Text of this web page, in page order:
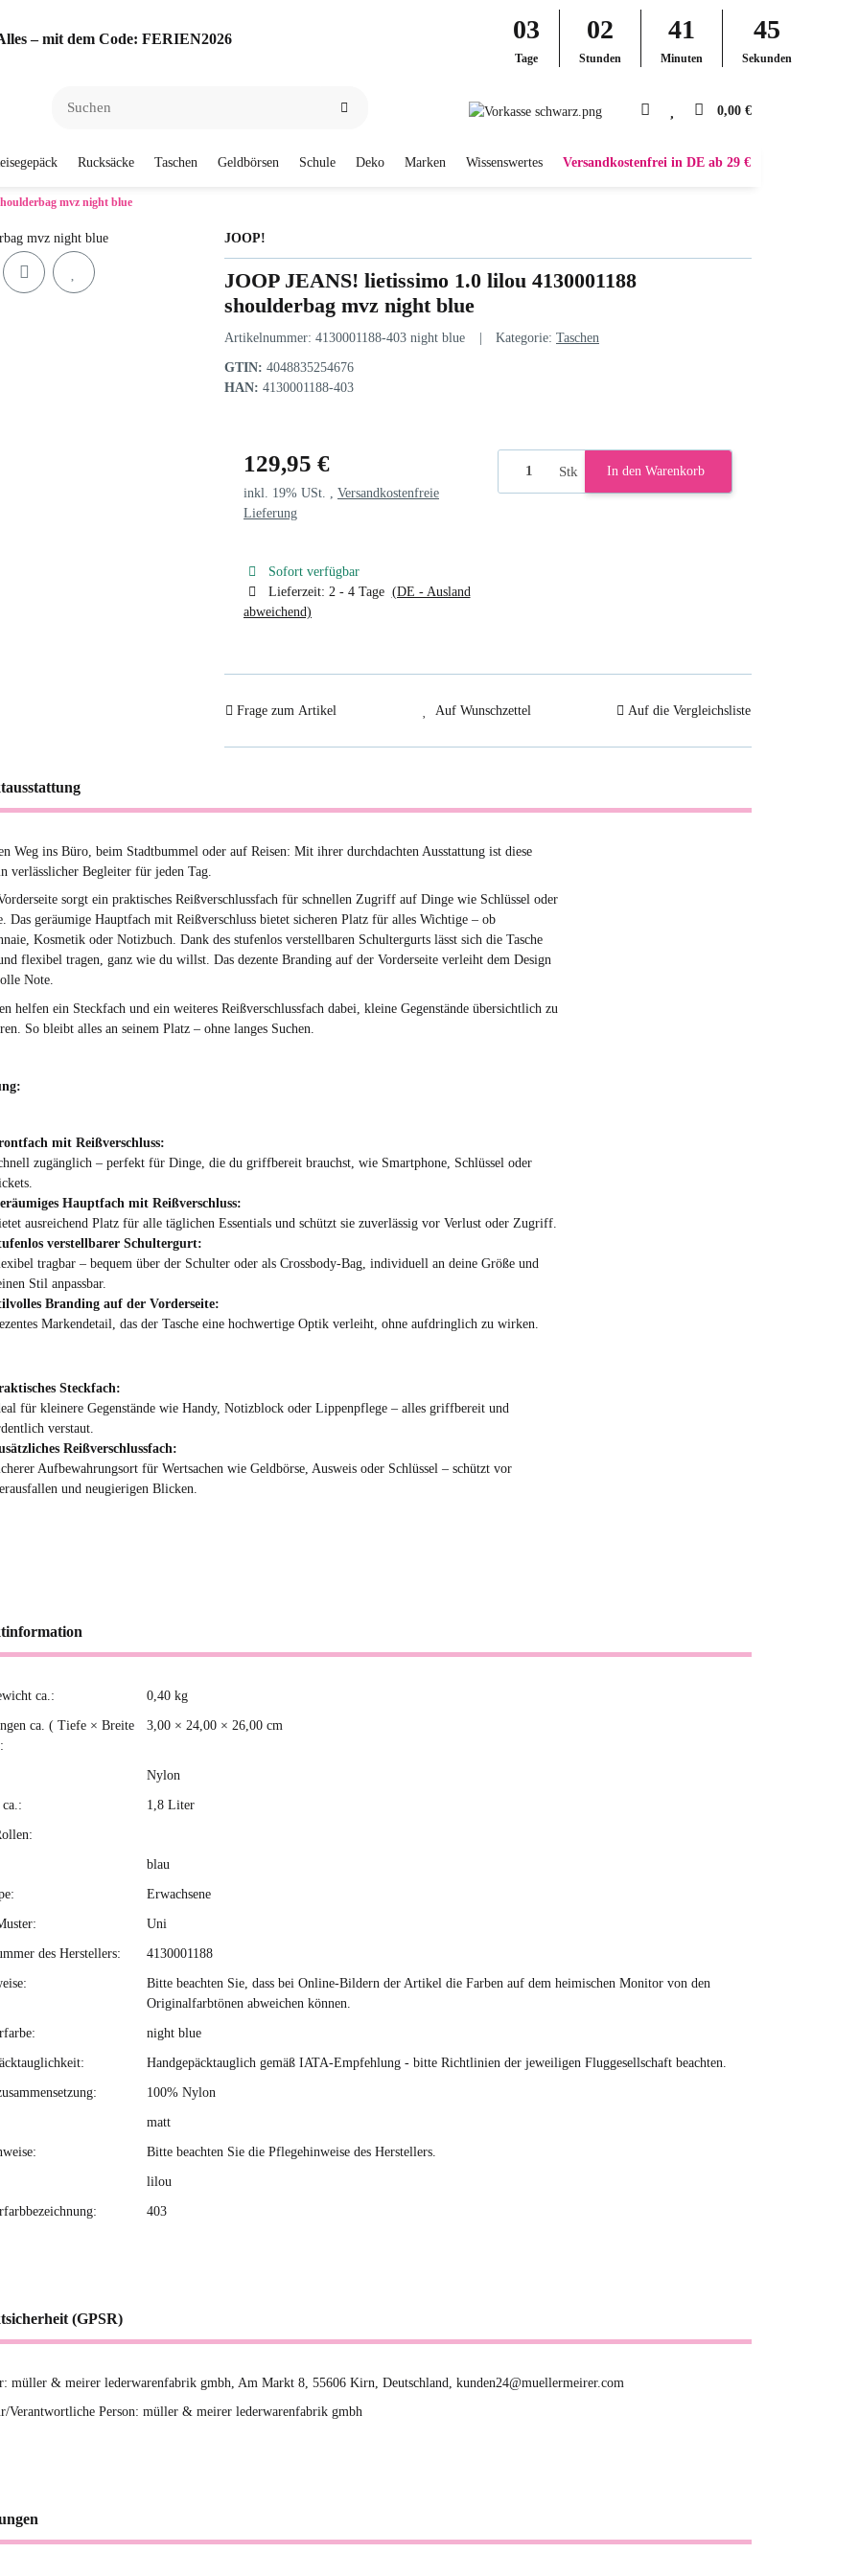
– mit dem Code: FERIEN2026 03
Tage
02
Stunden
41
Minuten
44
Sekunden
0,00 €
Rucksäcke Taschen Geldbörsen Schule Deko Marken Wissenswertes Versandkostenfrei in DE ab 29 €
mvz night blue
JOOP!
JOOP JEANS! lietissimo 1.0 lilou 4130001188
shoulderbag mvz night blue
Artikelnummer: 4130001188-403 night blue Kategorie: Taschen
GTIN: 4048835254676
HAN: 4130001188-403
129,95 €
inkl. 19% USt. , Versandkostenfreie
Lieferung
Sofort verfügbar
Lieferzeit: 2 - 4 Tage (DE - Ausland
abweichend)
Stk In den Warenkorb
Frage zum Artikel Auf Wunschzettel Auf die Vergleichsliste
Weg ins Büro, beim Stadtbummel oder auf Reisen: Mit ihrer durchdachten Ausstattung ist diese
verlässlicher Begleiter für jeden Tag.
sorgt ein praktisches Reißverschlussfach für schnellen Zugriff auf Dinge wie Schlüssel oder
Das geräumige Hauptfach mit Reißverschluss bietet sicheren Platz für alles Wichtige – ob
Kosmetik oder Notizbuch. Dank des stufenlos verstellbaren Schultergurts lässt sich die Tasche
flexibel tragen, ganz wie du willst. Das dezente Branding auf der Vorderseite verleiht dem Design
Note.
helfen ein Steckfach und ein weiteres Reißverschlussfach dabei, kleine Gegenstände übersichtlich zu
So bleibt alles an seinem Platz – ohne langes Suchen.
mit Reißverschluss:
zugänglich – perfekt für Dinge, die du griffbereit brauchst, wie Smartphone, Schlüssel oder
Hauptfach mit Reißverschluss:
ausreichend Platz für alle täglichen Essentials und schützt sie zuverlässig vor Verlust oder Zugriff.
verstellbarer Schultergurt:
tragbar – bequem über der Schulter oder als Crossbody-Bag, individuell an deine Größe und
Stil anpassbar.
Branding auf der Vorderseite:
Markendetail, das der Tasche eine hochwertige Optik verleiht, ohne aufdringlich zu wirken.
Steckfach:
für kleinere Gegenstände wie Handy, Notizblock oder Lippenpflege – alles griffbereit und
verstaut.
Reißverschlussfach:
Aufbewahrungsort für Wertsachen wie Geldbörse, Ausweis oder Schlüssel – schützt vor
und neugierigen Blicken.
ca.: 0,40 kg
ca. ( Tiefe × Breite
3,00 × 24,00 × 26,00 cm
Nylon
1,8 Liter
blau
Erwachsene
Uni
des Herstellers: 4130001188
Bitte beachten Sie, dass bei Online-Bildern der Artikel die Farben auf dem heimischen Monitor von den
Originalfarbtönen abweichen können.
night blue
Handgepäcktauglich gemäß IATA-Empfehlung - bitte Richtlinien der jeweiligen Fluggesellschaft beachten.
100% Nylon
matt
Bitte beachten Sie die Pflegehinweise des Herstellers.
lilou
403
(GPSR)
müller & meirer lederwarenfabrik gmbh, Am Markt 8, 55606 Kirn, Deutschland, kunden24@muellermeirer.com
Verantwortliche Person: müller & meirer lederwarenfabrik gmbh